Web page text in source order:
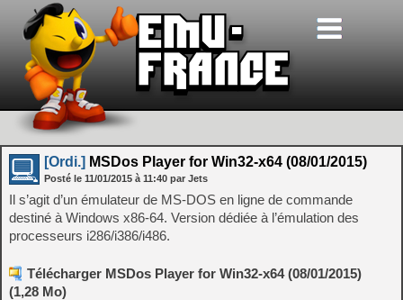
[Ordi.] MSDos Player for Win32-x64 (08/01/2015)
Posté le 11/01/2015 à 11:40 par Jets
Il s’agit d’un émulateur de MS-DOS en ligne de commande
destiné à Windows x86-64. Version dédiée à l’émulation des
processeurs i286/i386/i486.
Télécharger MSDos Player for Win32-x64 (08/01/2015)
(1,28 Mo)